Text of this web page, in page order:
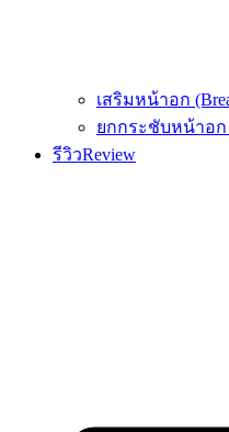
เสริมหน้าอก
ยกกระชับหน้าอก
รีวิวReview